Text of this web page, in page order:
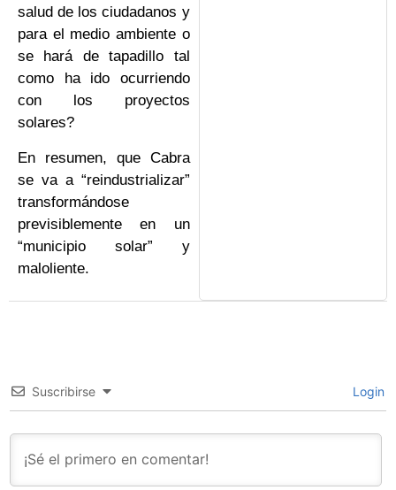
salud de los ciudadanos y
para el medio ambiente o
se hará de tapadillo tal
como ha ido ocurriendo
con los proyectos
solares?
En resumen, que Cabra
se va a “reindustrializar”
transformándose
previsiblemente en un
“municipio solar” y
maloliente.
Suscribirse Login